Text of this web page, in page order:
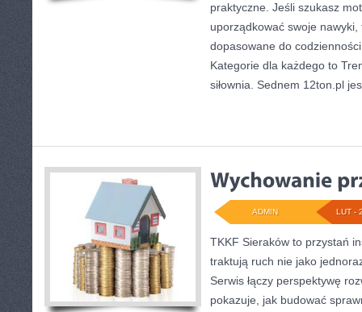
praktyczne. Jeśli szukasz
uporządkować swoje
dopasowane do
Kategorie dla każdego to
siłownia. Sednem 12ton.pl
LUT -
ADMIN
TKKF Sieraków to przystań
traktują ruch nie jako
Serwis łączy perspektywę
pokazuje, jak budować